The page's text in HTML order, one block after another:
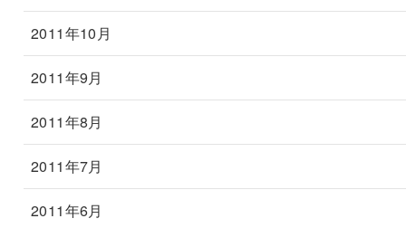
2011年10月
2011年9月
2011年8月
2011年7月
2011年6月